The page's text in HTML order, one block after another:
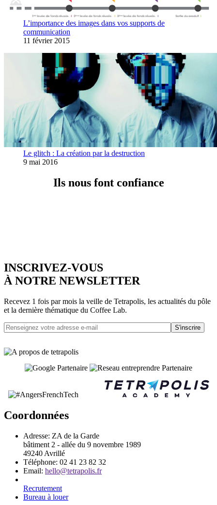
L’importance des images dans vos supports de
communication
11 février 2015
Le glitch : La création par la destruction
9 mai 2016
Ils nous font confiance
INSCRIVEZ-VOUS
À NOTRE NEWSLETTER
Recevez 1 fois par mois la veille de Tetrapolis, les actualités du pôle
et la dernière thématique du Coffee Lab.
S'inscrire
Coordonnées
Adresse: ZA de la Garde
bâtiment 2 - allée du 9 novembre 1989
49240 Avrillé
Téléphone: 02 41 23 82 32
Email: hello@tetrapolis.fr
Recrutement
Bureau à louer